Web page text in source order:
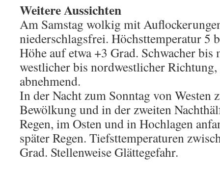
Weitere Aussichten
Am Samstag wolkig mit
niederschlagsfrei. Höchsttemperatur 5
Höhe auf etwa +3 Grad. Schwacher bis
westlicher bis nordwestlicher
abnehmend.
In der Nacht zum Sonntag von Westen
Bewölkung und in der zweiten
Regen, im Osten und in Hochlagen
später Regen. Tiefsttemperaturen
Grad. Stellenweise Glättegefahr.